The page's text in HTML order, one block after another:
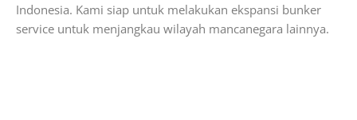
Indonesia. Kami siap untuk melakukan ekspansi bunker
service untuk menjangkau wilayah mancanegara lainnya.